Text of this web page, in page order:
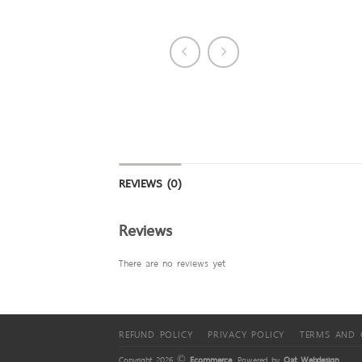
REVIEWS (0)
Reviews
There are no reviews yet
REFUND POLICY PRIVACY POLICY TERMS AND